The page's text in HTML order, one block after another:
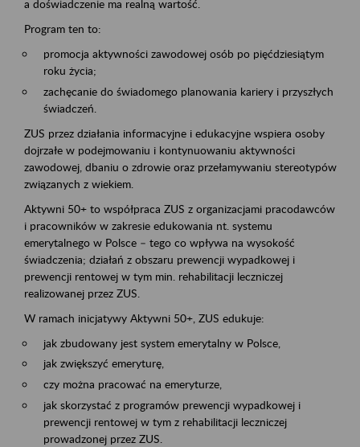
a doświadczenie ma realną wartość.
Program ten to:
promocja aktywności zawodowej osób po pięćdziesiątym
roku życia;
zachęcanie do świadomego planowania kariery i przyszłych
świadczeń.
ZUS przez działania informacyjne i edukacyjne wspiera osoby
dojrzałe w podejmowaniu i kontynuowaniu aktywności
zawodowej, dbaniu o zdrowie oraz przełamywaniu stereotypów
związanych z wiekiem.
Aktywni 50+ to współpraca ZUS z organizacjami pracodawców
i pracowników w zakresie edukowania nt. systemu
emerytalnego w Polsce – tego co wpływa na wysokość
świadczenia; działań z obszaru prewencji wypadkowej i
prewencji rentowej w tym min. rehabilitacji leczniczej
realizowanej przez ZUS.
W ramach inicjatywy Aktywni 50+, ZUS edukuje:
jak zbudowany jest system emerytalny w Polsce,
jak zwiększyć emeryturę,
czy można pracować na emeryturze,
jak skorzystać z programów prewencji wypadkowej i
prewencji rentowej w tym z rehabilitacji leczniczej
prowadzonej przez ZUS.